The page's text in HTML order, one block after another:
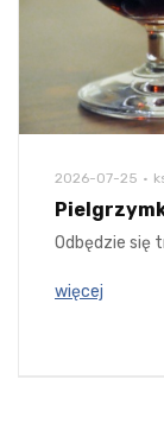
2026-07-25
Odbędzie się
więcej